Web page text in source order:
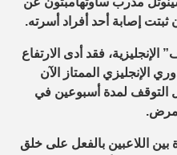
إصابة أحد أفراد أسرته.
فقد أدى الارتفاع
الإنجليزي الممتاز الآن
التوقف لمدة أسبوعين في
بين اللاعبين بالفعل على خلق